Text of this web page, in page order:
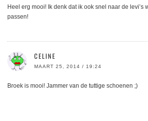
Heel erg mooi! Ik denk dat ik ook snel naar de levi’s
passen!
CELINE
MAART 25, 2014 / 19:24
Broek is mooi! Jammer van de tuttige schoenen ;)